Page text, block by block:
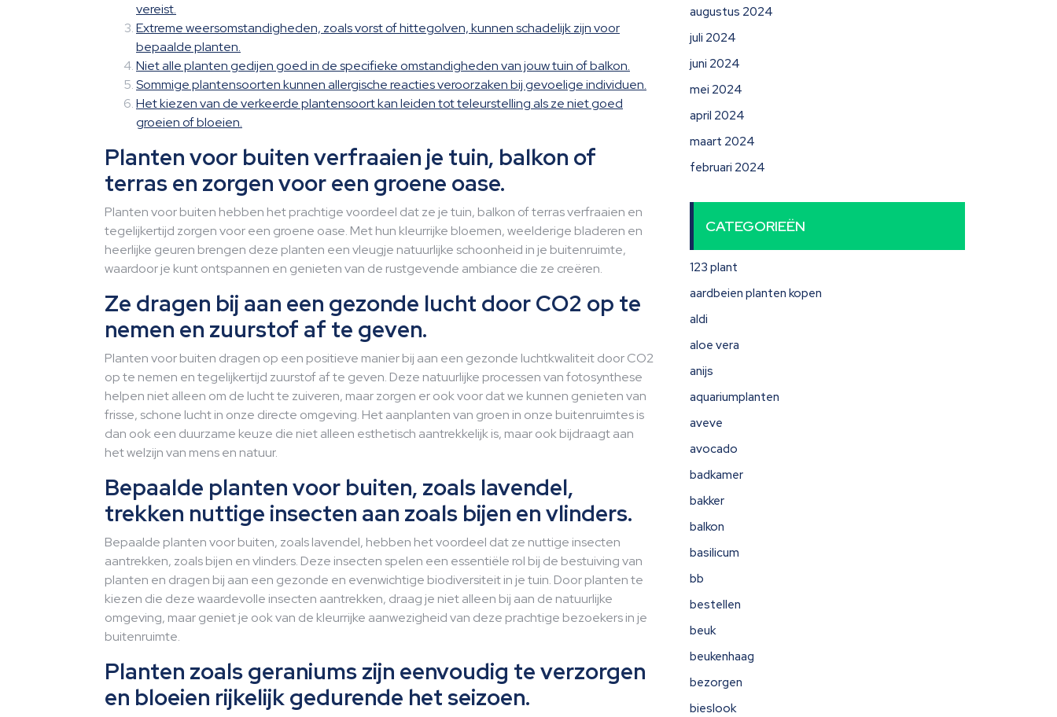
vereist.
Extreme weersomstandigheden, zoals vorst of hittegolven, kunnen schadelijk zijn voor
bepaalde planten.
Niet alle planten gedijen goed in de specifieke omstandigheden van jouw tuin of balkon.
Sommige plantensoorten kunnen allergische reacties veroorzaken bij gevoelige individuen.
Het kiezen van de verkeerde plantensoort kan leiden tot teleurstelling als ze niet goed
groeien of bloeien.
Planten voor buiten verfraaien je tuin, balkon of
terras en zorgen voor een groene oase.
Planten voor buiten hebben het prachtige voordeel dat ze je tuin, balkon of terras verfraaien en
tegelijkertijd zorgen voor een groene oase. Met hun kleurrijke bloemen, weelderige bladeren en
heerlijke geuren brengen deze planten een vleugje natuurlijke schoonheid in je buitenruimte,
waardoor je kunt ontspannen en genieten van de rustgevende ambiance die ze creëren.
Ze dragen bij aan een gezonde lucht door CO2 op te
nemen en zuurstof af te geven.
Planten voor buiten dragen op een positieve manier bij aan een gezonde luchtkwaliteit door CO2
op te nemen en tegelijkertijd zuurstof af te geven. Deze natuurlijke processen van fotosynthese
helpen niet alleen om de lucht te zuiveren, maar zorgen er ook voor dat we kunnen genieten van
frisse, schone lucht in onze directe omgeving. Het aanplanten van groen in onze buitenruimtes is
dan ook een duurzame keuze die niet alleen esthetisch aantrekkelijk is, maar ook bijdraagt aan
het welzijn van mens en natuur.
Bepaalde planten voor buiten, zoals lavendel,
trekken nuttige insecten aan zoals bijen en vlinders.
Bepaalde planten voor buiten, zoals lavendel, hebben het voordeel dat ze nuttige insecten
aantrekken, zoals bijen en vlinders. Deze insecten spelen een essentiële rol bij de bestuiving van
planten en dragen bij aan een gezonde en evenwichtige biodiversiteit in je tuin. Door planten te
kiezen die deze waardevolle insecten aantrekken, draag je niet alleen bij aan de natuurlijke
omgeving, maar geniet je ook van de kleurrijke aanwezigheid van deze prachtige bezoekers in je
buitenruimte.
Planten zoals geraniums zijn eenvoudig te verzorgen
en bloeien rijkelijk gedurende het seizoen.
augustus 2024
juli 2024
juni 2024
mei 2024
april 2024
maart 2024
februari 2024
CATEGORIEËN
123 plant
aardbeien planten kopen
aldi
aloe vera
anijs
aquariumplanten
aveve
avocado
badkamer
bakker
balkon
basilicum
bb
bestellen
beuk
beukenhaag
bezorgen
bieslook